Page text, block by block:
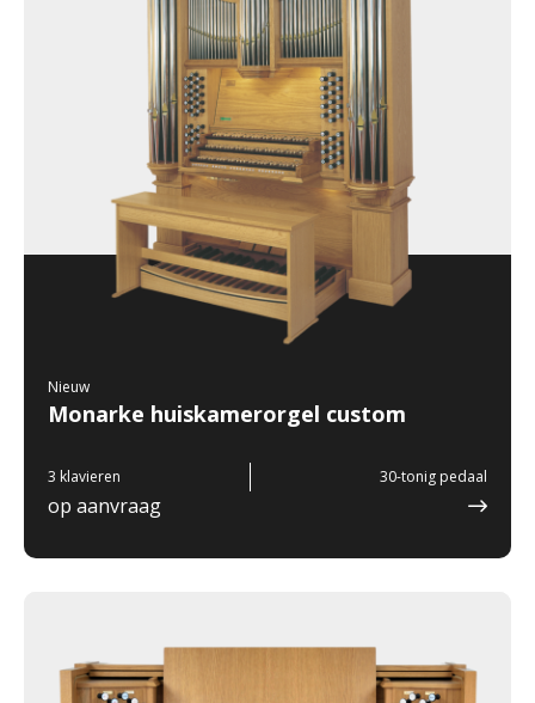
Nieuw
Monarke huiskamerorgel custom
3 klavieren 30-tonig pedaal
op aanvraag